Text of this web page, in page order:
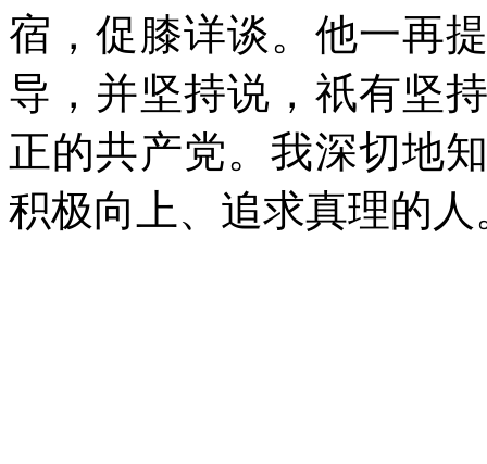
宿，促膝详谈。他一再
导，并坚持说，祇有坚
正的共产党。我深切地
积极向上、追求真理的人